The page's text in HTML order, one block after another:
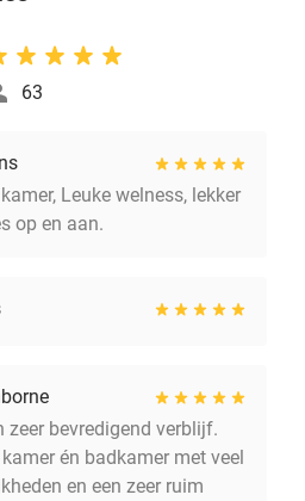
63
Leuke welness, lekker
op en aan.
zeer bevredigend verblijf.
én badkamer met veel
en een zeer ruim